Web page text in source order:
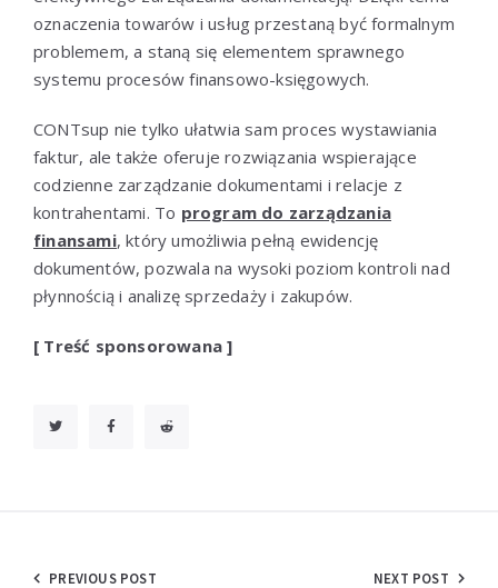
oznaczenia towarów i usług przestaną być formalnym
problemem, a staną się elementem sprawnego
systemu procesów finansowo-księgowych.
CONTsup nie tylko ułatwia sam proces wystawiania
faktur, ale także oferuje rozwiązania wspierające
codzienne zarządzanie dokumentami i relacje z
kontrahentami. To program do zarządzania
finansami, który umożliwia pełną ewidencję
dokumentów, pozwala na wysoki poziom kontroli nad
płynnością i analizę sprzedaży i zakupów.
[ Treść sponsorowana ]
PREVIOUS POST
NEXT POST